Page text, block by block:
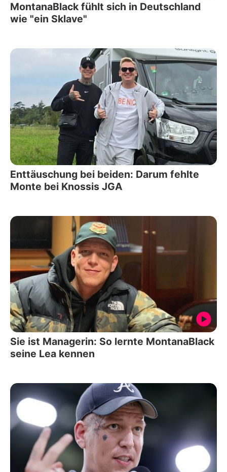
MontanaBlack fühlt sich in Deutschland
wie "ein Sklave"
Enttäuschung bei beiden: Darum fehlte
Monte bei Knossis JGA
Sie ist Managerin: So lernte MontanaBlack
seine Lea kennen